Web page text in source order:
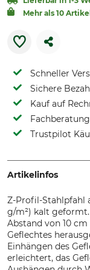
Mehr als 10
Schneller
Sichere
Kauf auf
Trustpilot
Artikelinfos
Z-Profil-Stahlpfahl
g/m²) kalt
Abstand von 10
Geflechtes
Einhängen des
erleichtert, das